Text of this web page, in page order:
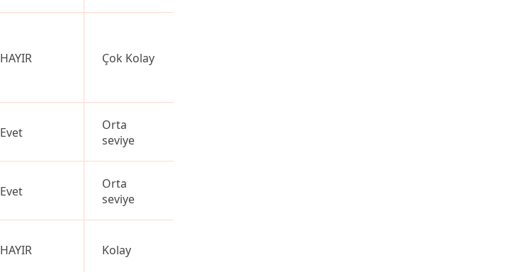
HAYIR Çok Kolay
Evet
Orta
seviye
Evet
Orta
seviye
HAYIR Kolay